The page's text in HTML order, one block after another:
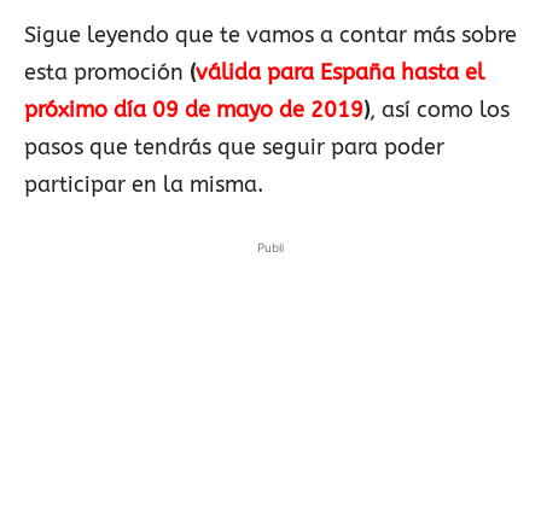
Sigue leyendo que te vamos a contar más sobre
esta promoción (válida para España hasta el
próximo día 09 de mayo de 2019), así como los
pasos que tendrás que seguir para poder
participar en la misma.
Publi